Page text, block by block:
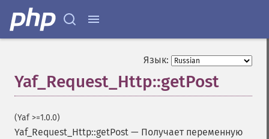
Язык:
Yaf_Request_Http::getPost
(Yaf >=1.0.0)
Yaf_Request_Http::getPost — Получает переменную